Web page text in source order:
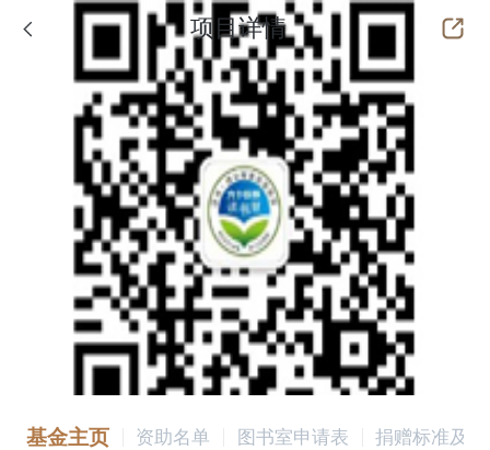
项目详情
基金主页 资助名单 图书室申请表 捐赠标准及